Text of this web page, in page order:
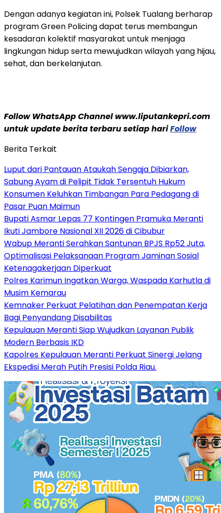
Dengan adanya kegiatan ini, Polsek Tualang berharap
program Green Policing dapat terus membangun
kesadaran kolektif masyarakat untuk menjaga
lingkungan hidup serta mewujudkan wilayah yang hijau,
sehat, dan berkelanjutan.
Follow WhatsApp Channel www.liputankepri.com
untuk update berita terbaru setiap hariFollow
Berita Terkait
Luput dari Pantauan Ataukah Sengaja Dibiarkan,
Sabung Ayam di Pelipit Tidak Tersentuh Hukum
Konsumen Keluhkan Timbangan Para Pedagang di
Pasar Puan Maimun
Bupati Asmar Lepas 77 Kontingen Pramuka Meranti
Ikuti Jambore Nasional XII 2026 di Cibubur
Wabup Meranti Serahkan Santunan BPJS Rp52 Juta,
Optimalisasi Pelaksanaan Program Jaminan Sosial
Ketenagakerjaan Diperkuat
Polres Karimun Ingatkan Warga, Waspada Karhutla di
Musim Kemarau
Kemnaker Perkuat Pelatihan dan Penempatan Kerja
Bagi Penyandang Disabilitas
Kepulauan Meranti Siap Wujudkan Layanan Publik
Modern Berbasis IKD
Kapolres Kepulauan Meranti Perkuat Sinergi Jelang
Ekspedisi Merah Putih Presisi Polda Riau.